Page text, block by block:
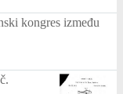
kongres između